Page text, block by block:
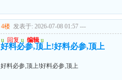
4楼 发表于: 2026-07-08 01:57 ---
u 回复 u 编辑 u
好料必参,顶上!好料必参,顶上
好料必参,顶上!好料必参,顶上